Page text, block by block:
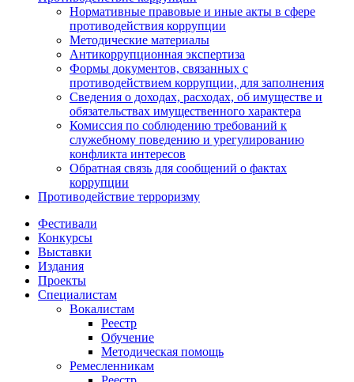
Нормативные правовые и иные акты в сфере
противодействия коррупции
Методические материалы
Антикоррупционная экспертиза
Формы документов, связанных с
противодействием коррупции, для заполнения
Сведения о доходах, расходах, об имуществе и
обязательствах имущественного характера
Комиссия по соблюдению требований к
служебному поведению и урегулированию
конфликта интересов
Обратная связь для сообщений о фактах
коррупции
Противодействие терроризму
Фестивали
Конкурсы
Выставки
Издания
Проекты
Специалистам
Вокалистам
Реестр
Обучение
Методическая помощь
Ремесленникам